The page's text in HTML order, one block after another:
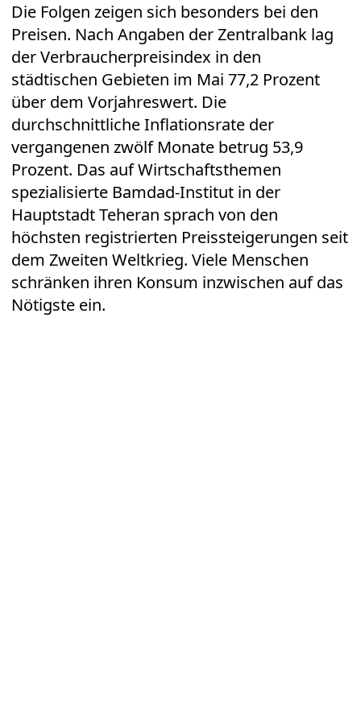
Die Folgen zeigen sich besonders bei den
Preisen. Nach Angaben der Zentralbank lag
der Verbraucherpreisindex in den
städtischen Gebieten im Mai 77,2 Prozent
über dem Vorjahreswert. Die
durchschnittliche Inflationsrate der
vergangenen zwölf Monate betrug 53,9
Prozent. Das auf Wirtschaftsthemen
spezialisierte Bamdad-Institut in der
Hauptstadt Teheran sprach von den
höchsten registrierten Preissteigerungen seit
dem Zweiten Weltkrieg. Viele Menschen
schränken ihren Konsum inzwischen auf das
Nötigste ein.